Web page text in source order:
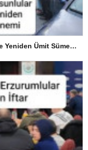
Arnavutköy Samsunlular Derneği’nde Yeniden Ümit Süme Dönemi